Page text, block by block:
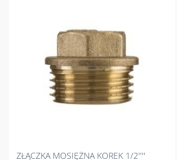
ZŁĄCZKA MOSIĘŻNA KOREK 1/2''''